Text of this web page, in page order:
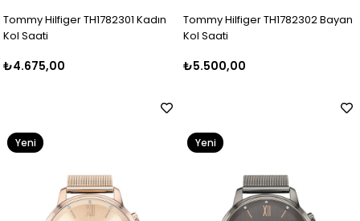
Tommy Hilfiger TH1782301 Kadın
Kol Saati
₺4.675,00
Tommy Hilfiger TH1782302 Bayan
Kol Saati
₺5.500,00
Yeni
Yeni